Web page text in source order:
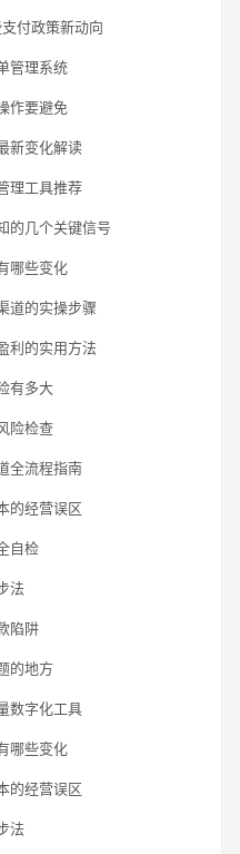
付政策新动向
管理系统
作要避免
新变化解读
理工具推荐
的几个关键信号
哪些变化
道的实操步骤
利的实用方法
有多大
险检查
全流程指南
的经营误区
自检
法
陷阱
的地方
数字化工具
哪些变化
的经营误区
法